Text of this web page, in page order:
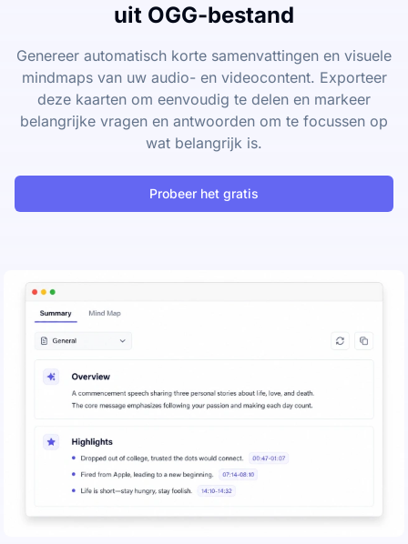
uit OGG-bestand
Genereer automatisch korte samenvattingen en visuele
mindmaps van uw audio- en videocontent. Exporteer
deze kaarten om eenvoudig te delen en markeer
belangrijke vragen en antwoorden om te focussen op
wat belangrijk is.
Probeer het gratis